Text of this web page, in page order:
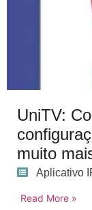
UniTV:
muito
Aplicativo
Read More »